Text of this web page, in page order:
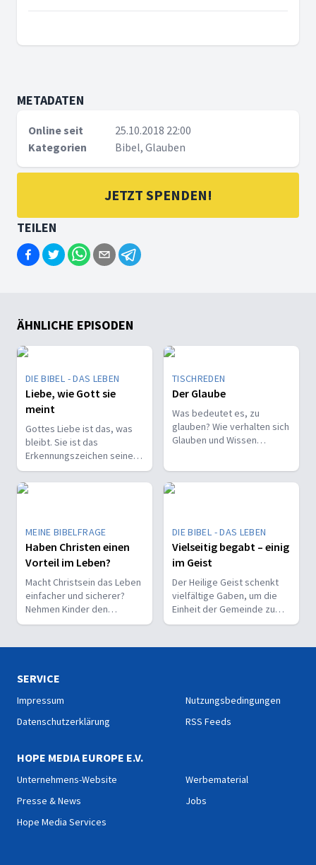
METADATEN
Online seit
25.10.2018 22:00
Kategorien
Bibel, Glauben
JETZT SPENDEN!
TEILEN
ÄHNLICHE EPISODEN
DIE BIBEL - DAS LEBEN
Liebe, wie Gott sie
meint
Gottes Liebe ist das, was
bleibt. Sie ist das
Erkennungszeichen seiner
Kinder und trägt, wenn alles
andere vergeht.
TISCHREDEN
Der Glaube
Was bedeutet es, zu
glauben? Wie verhalten sich
Glauben und Wissen
Entscheidung?
MEINE BIBELFRAGE
Haben Christen einen
Vorteil im Leben?
Macht Christsein das Leben
einfacher und sicherer?
Nehmen Kinder den
Glauben leichter an als
DIE BIBEL - DAS LEBEN
Vielseitig begabt – einig
im Geist
Der Heilige Geist schenkt
vielfältige Gaben, um die
Einheit der Gemeinde zu
stärken und sie zu
Menschen zu bekennen.
SERVICE
Impressum
Datenschutzerklärung
Nutzungsbedingungen
RSS Feeds
HOPE MEDIA EUROPE E.V.
Unternehmens-Website
Presse & News
Hope Media Services
Werbematerial
Jobs